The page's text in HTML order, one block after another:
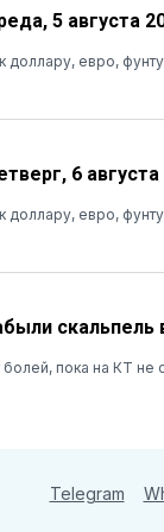
5 августа
евро,
6 августа
евро,
скальпель
пока на КТ
Telegram